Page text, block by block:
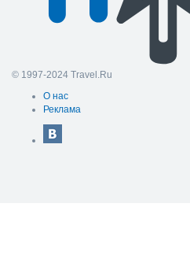
© 1997-2024 Travel.Ru
О нас
Реклама